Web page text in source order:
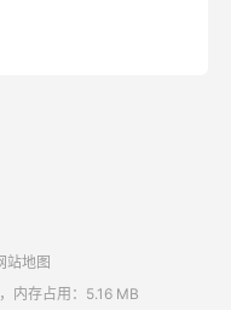
站地图
内存占用：5.16 MB